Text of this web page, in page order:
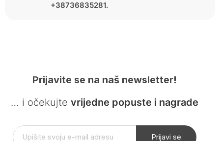
+38736835281.
Prijavite se na naš newsletter!
… i očekujte vrijedne popuste i nagrade
Prijavi se